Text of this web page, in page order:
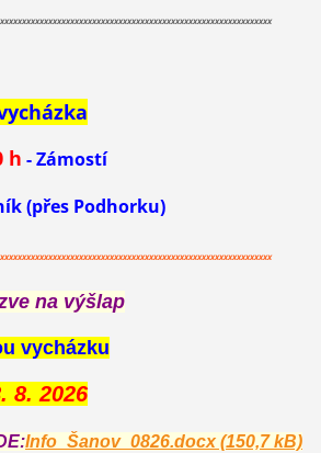
h - Zámostí
(přes Podhorku)
na výšlap
vycházku
8. 2026
Info_Šanov_0826.docx (150,7 kB)